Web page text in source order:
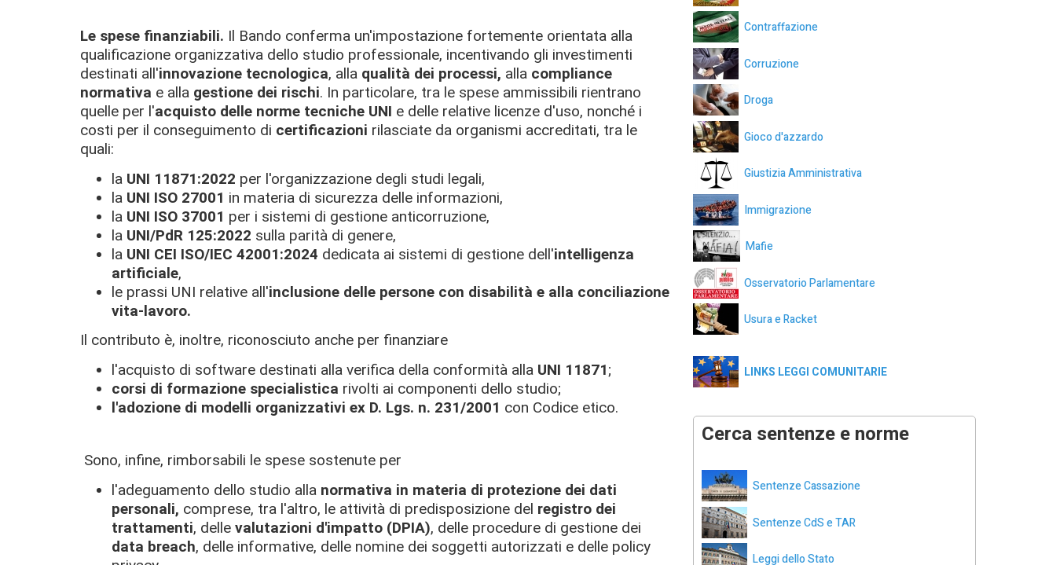
Le spese finanziabili. Il Bando conferma un'impostazione fortemente orientata alla
qualificazione organizzativa dello studio professionale, incentivando gli investimenti
destinati all'innovazione tecnologica, alla qualità dei processi, alla compliance
normativa e alla gestione dei rischi. In particolare, tra le spese ammissibili rientrano
quelle per l'acquisto delle norme tecniche UNI e delle relative licenze d'uso, nonché i
costi per il conseguimento di certificazioni rilasciate da organismi accreditati, tra le
quali:
la UNI 11871:2022 per l'organizzazione degli studi legali,
la UNI ISO 27001 in materia di sicurezza delle informazioni,
la UNI ISO 37001 per i sistemi di gestione anticorruzione,
la UNI/PdR 125:2022 sulla parità di genere,
la UNI CEI ISO/IEC 42001:2024 dedicata ai sistemi di gestione dell'intelligenza
artificiale,
le prassi UNI relative all'inclusione delle persone con disabilità e alla conciliazione
vita-lavoro.
Il contributo è, inoltre, riconosciuto anche per finanziare
l'acquisto di software destinati alla verifica della conformità alla UNI 11871;
corsi di formazione specialistica rivolti ai componenti dello studio;
l'adozione di modelli organizzativi ex D. Lgs. n. 231/2001 con Codice etico.
Sono, infine, rimborsabili le spese sostenute per
l'adeguamento dello studio alla normativa in materia di protezione dei dati
personali, comprese, tra l'altro, le attività di predisposizione del registro dei
trattamenti, delle valutazioni d'impatto (DPIA), delle procedure di gestione dei
data breach, delle informative, delle nomine dei soggetti autorizzati e delle policy
Contraffazione
Corruzione
Droga
Gioco d'azzardo
Giustizia Amministrativa
Immigrazione
Mafie
Osservatorio Parlamentare
Usura e Racket
LINKS LEGGI COMUNITARIE
Cerca sentenze e norme
Sentenze Cassazione
Sentenze CdS e TAR
Leggi dello Stato